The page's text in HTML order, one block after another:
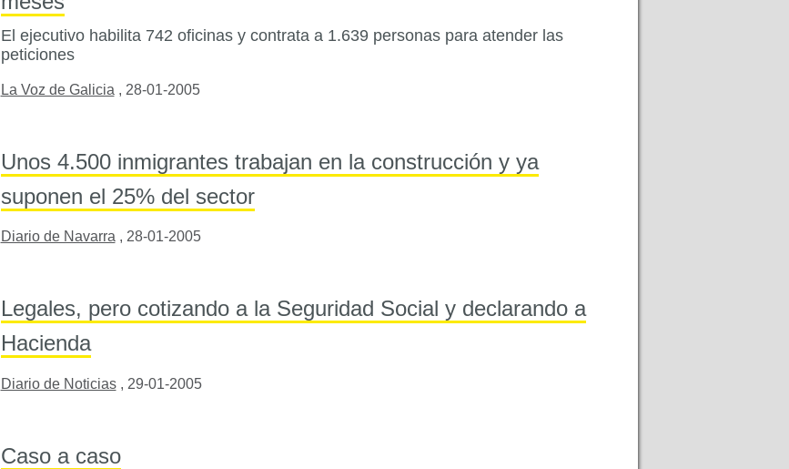
El ejecutivo habilita 742 oficinas y contrata a 1.639 personas para atender las
peticiones
La Voz de Galicia , 28-01-2005
Unos 4.500 inmigrantes trabajan en la construcción y ya
suponen el 25% del sector
Diario de Navarra , 28-01-2005
Legales, pero cotizando a la Seguridad Social y declarando a
Hacienda
Diario de Noticias , 29-01-2005
Caso a caso